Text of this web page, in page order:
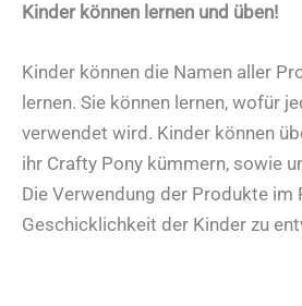
Kinder können lernen und üben!
Kinder können die Namen aller
lernen. Sie können lernen, wofür
verwendet wird. Kinder können
ihr Crafty Pony kümmern, sowie
Die Verwendung der Produkte
Geschicklichkeit der Kinder zu